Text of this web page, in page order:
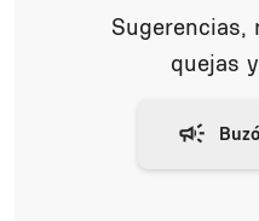
Sugerencias,
quejas